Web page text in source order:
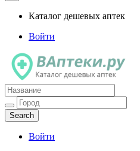
Каталог дешевых аптек
Войти
Каталог дешевых аптек
Войти